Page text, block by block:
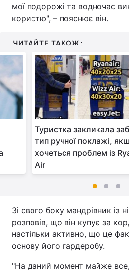
мої подорожі та водночас
користю", – пояснює він.
ЧИТАЙТЕ ТАКОЖ:
Туристка закликала
тип ручної поклажі,
хочеться проблем із
Air
Зі свого боку мандрівник із
розповів, що він купує за
настільки активно, що це
основу його гардеробу.
"На даний момент майже